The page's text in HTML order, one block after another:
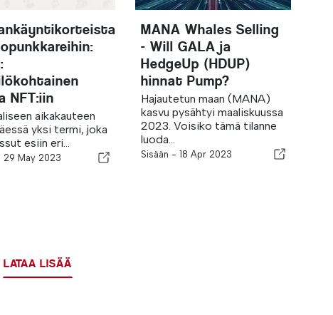
NFT:iin
aikakauteen
yksi termi, joka
esiin eri...
29 May 2023
MANA Whales Selling
- Will GALA ja
HedgeUp (HDUP)
hinnat Pump?
Hajautetun maan (MANA)
kasvu pysähtyi maaliskuussa
2023. Voisiko tämä tilanne
luoda...
Sisään -18 Apr 2023
LATAA LISÄÄ